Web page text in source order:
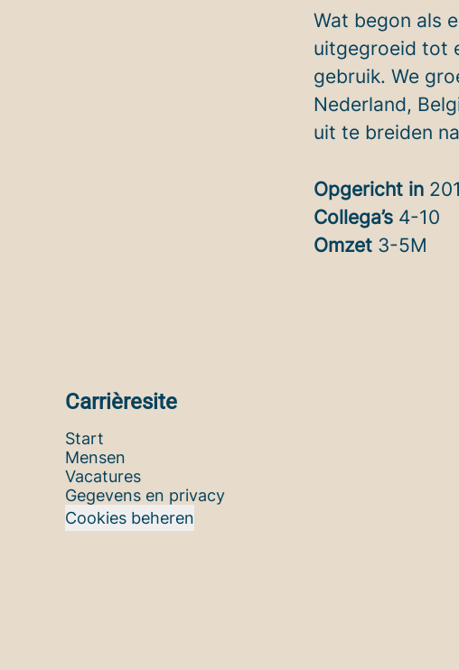
Wat begon als
uitgegroeid tot
gebruik. We
Nederland,
uit te breiden
Opgericht in
Collega’s 4-10
Omzet 3-5M
Carrièresite
Start
Mensen
Vacatures
Gegevens en privacy
Cookies beheren